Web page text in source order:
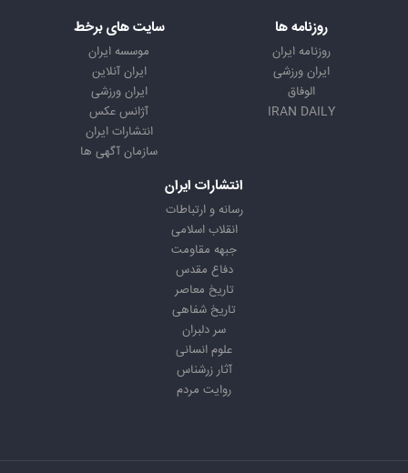
روزنامه ها
روزنامه ایران
ایران ورزشی
الوفاق
IRAN DAILY
سایت های برخط
موسسه ایران
ایران آنلاین
ایران ورزشی
آژانس عکس
انتشارات ایران
سازمان آگهی ها
انتشارات ایران
رسانه و ارتباطات
انقلاب اسلامی
جبهه مقاومت
دفاع مقدس
تاریخ معاصر
تاریخ شفاهی
سر دلبران
علوم انسانی
آثار زرشناس
روایت مردم